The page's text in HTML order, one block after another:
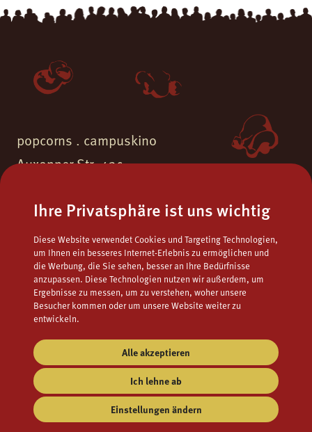
Ihre Privatsphäre ist uns wichtig
Diese Website verwendet Cookies und Targeting Technologien,
um Ihnen ein besseres Internet-Erlebnis zu ermöglichen und
die Werbung, die Sie sehen, besser an Ihre Bedürfnisse
anzupassen. Diese Technologien nutzen wir außerdem, um
Ergebnisse zu messen, um zu verstehen, woher unsere
Besucher kommen oder um unsere Website weiter zu
entwickeln.
Alle akzeptieren
Ich lehne ab
Einstellungen ändern
popcorns . campuskino
Auxonner Str. 43c
Fon. 06132 - 9771723
Fax.06132 - 9795122
Mailpopcorns@campuskino.de
Impressum AGB Datenschutz